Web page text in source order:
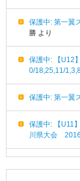
保護中: 第一翼
勝 より
保護中: 【U12
0/18,25,11/
保護中: 第一翼
保護中: 【U11
川県大会